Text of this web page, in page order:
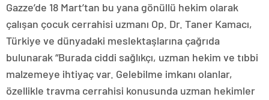
Gazze’de 18 Mart’tan bu yana gönüllü hekim olarak
çalışan çocuk cerrahisi uzmanı Op. Dr. Taner Kamacı,
Türkiye ve dünyadaki meslektaşlarına çağrıda
bulunarak “Burada ciddi sağlıkçı, uzman hekim ve tıbbi
malzemeye ihtiyaç var. Gelebilme imkanı olanlar,
özellikle travma cerrahisi konusunda uzman hekimler